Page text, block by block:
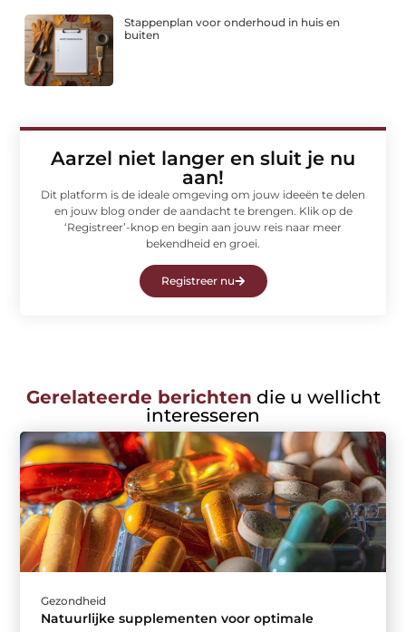
Stappenplan voor onderhoud in huis en
buiten
Aarzel niet langer en sluit je nu
aan!
Dit platform is de ideale omgeving om jouw ideeën te delen
en jouw blog onder de aandacht te brengen. Klik op de
‘Registreer’-knop en begin aan jouw reis naar meer
bekendheid en groei.
Registreer nu
Gerelateerde berichten die u wellicht
interesseren
Gezondheid
Natuurlijke supplementen voor optimale